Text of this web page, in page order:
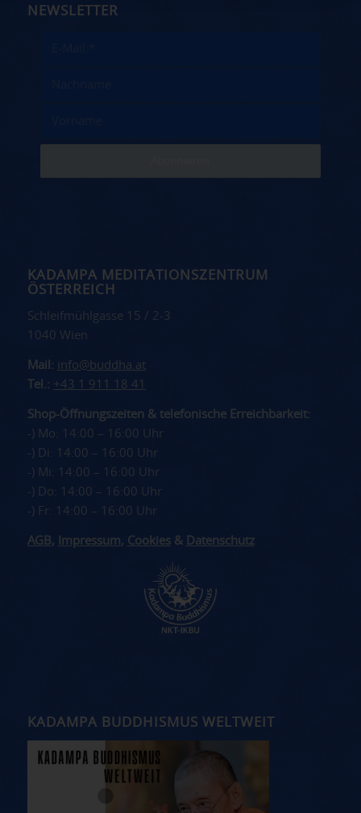
NEWSLETTER
KADAMPA MEDITATIONSZENTRUM
ÖSTERREICH
Schleifmühlgasse 15 / 2-3
1040 Wien
Mail: info@buddha.at
Tel.: +43 1 911 18 41
Shop-Öffnungszeiten & telefonische Erreichbarkeit:
-) Mo: 14:00 – 16:00 Uhr
-) Di: 14:00 – 16:00 Uhr
-) Mi: 14:00 – 16:00 Uhr
-) Do: 14:00 – 16:00 Uhr
-) Fr: 14:00 – 16:00 Uhr
AGB , Impressum, Cookies& Datenschutz
KADAMPA BUDDHISMUS WELTWEIT